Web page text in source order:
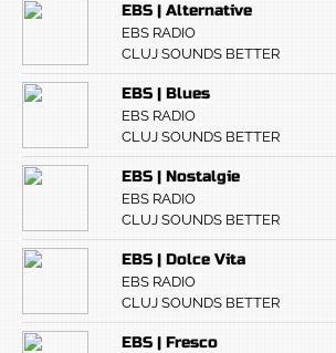
EBS | Alternative
EBS RADIO
CLUJ SOUNDS BETTER
EBS | Blues
EBS RADIO
CLUJ SOUNDS BETTER
EBS | Nostalgie
EBS RADIO
CLUJ SOUNDS BETTER
EBS | Dolce Vita
EBS RADIO
CLUJ SOUNDS BETTER
EBS | Fresco